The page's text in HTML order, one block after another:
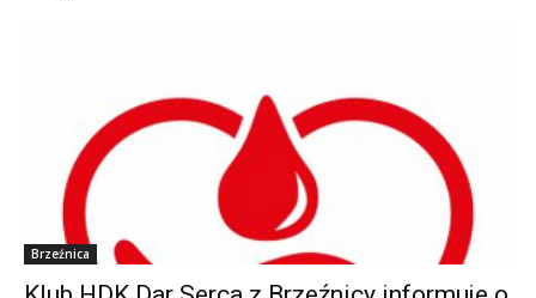
Brzeźnica